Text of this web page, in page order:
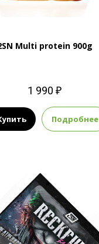
Multi protein 900g
1 990 ₽
Подробнее